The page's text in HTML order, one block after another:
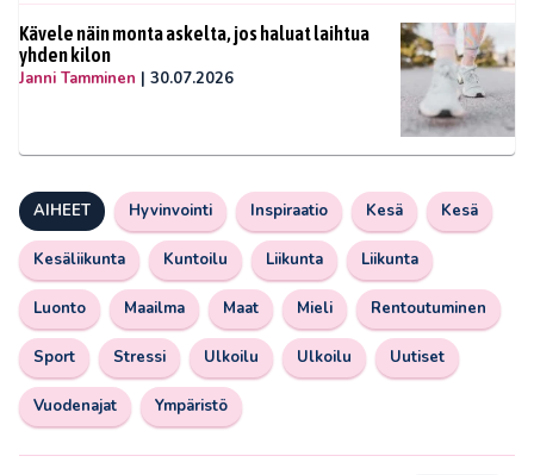
Kävele näin monta askelta, jos haluat laihtua
yhden kilon
Janni Tamminen | 30.07.2026
AIHEET Hyvinvointi Inspiraatio Kesä Kesä
Kesäliikunta Kuntoilu Liikunta Liikunta
Luonto Maailma Maat Mieli Rentoutuminen
Sport Stressi Ulkoilu Ulkoilu Uutiset
Vuodenajat Ympäristö